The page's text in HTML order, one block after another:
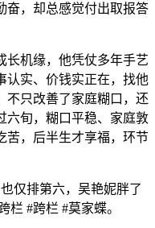
奋，却总感觉付出取报答
机缘，他凭仗多年手艺
认实、价钱实正在，找他
不只改善了家庭糊口，还
六旬，糊口平稳、家庭敦
苦，后半生才享福，环节
排第六，吴艳妮胖了
栏 #跨栏 #莫家蝶。